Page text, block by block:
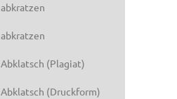
abkratzen
abkratzen
Abklatsch (Plagiat)
Abklatsch (Druckform)